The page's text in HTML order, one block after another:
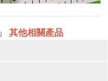
其他相關產品